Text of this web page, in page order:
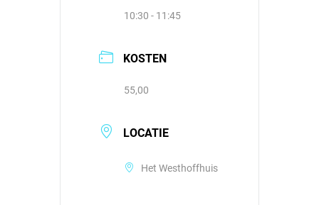
10:30 - 11:45
KOSTEN
55,00
LOCATIE
Het Westhoffhuis